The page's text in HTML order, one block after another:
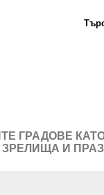
ГРАДОВЕ
И